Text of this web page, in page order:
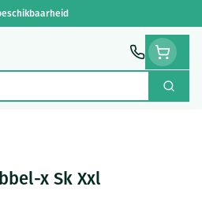
Zoek
x Sk Xxl